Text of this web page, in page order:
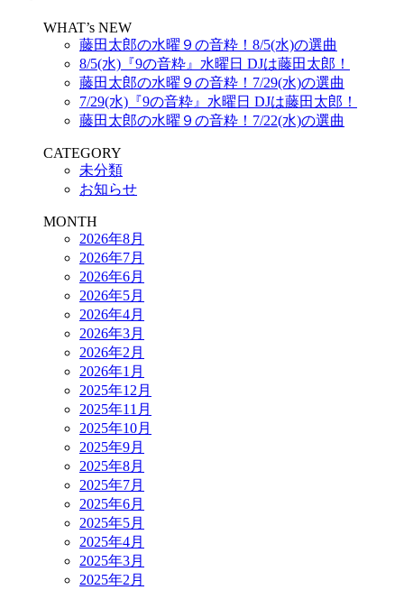
WHAT’s NEW
藤田太郎の水曜９の音粋！8/5(水)の選曲
8/5(水)『9の音粋』水曜日 DJは藤田太郎！
藤田太郎の水曜９の音粋！7/29(水)の選曲
7/29(水)『9の音粋』水曜日 DJは藤田太郎！
藤田太郎の水曜９の音粋！7/22(水)の選曲
CATEGORY
未分類
お知らせ
MONTH
2026年8月
2026年7月
2026年6月
2026年5月
2026年4月
2026年3月
2026年2月
2026年1月
2025年12月
2025年11月
2025年10月
2025年9月
2025年8月
2025年7月
2025年6月
2025年5月
2025年4月
2025年3月
2025年2月